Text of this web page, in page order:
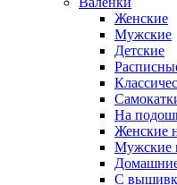
Женские
Мужские
Детские
На
Женские
Мужские
С